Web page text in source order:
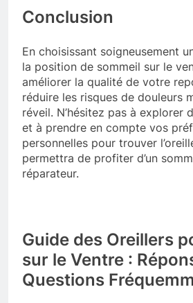
Conclusion
En choisissant soigneusement
la position de sommeil sur le
améliorer la qualité de votre
réduire les risques de douleurs
réveil. N’hésitez pas à explorer
et à prendre en compte vos
personnelles pour trouver
permettra de profiter d’un
réparateur.
Guide des Oreillers
sur le Ventre :
Questions